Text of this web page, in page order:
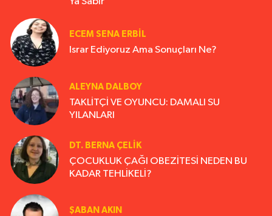
ECEM SENA ERBIL
Israr Ediyoruz Ama Sonuçları Ne?
ALEYNA DALBOY
TAKLİTÇİ VE OYUNCU: DAMALI SU
YILANLARI
DT. BERNA ÇELIK
ÇOCUKLUK ÇAĞI OBEZİTESİ NEDEN BU
KADAR TEHLİKELİ?
ŞABAN AKIN